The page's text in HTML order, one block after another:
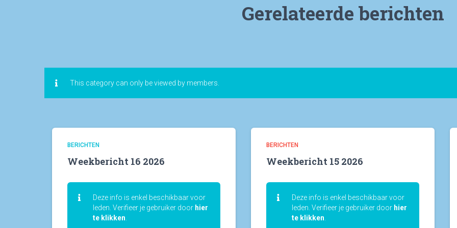
Gerelateerde berichten
This category can only be viewed by members.
BERICHTEN
Weekbericht 16 2026
Deze info is enkel beschikbaar voor
leden. Verifieer je gebruiker door hier
te klikken
BERICHTEN
Weekbericht 15 2026
Deze info is enkel beschikbaar voor
leden. Verifieer je gebruiker door hier
te klikken